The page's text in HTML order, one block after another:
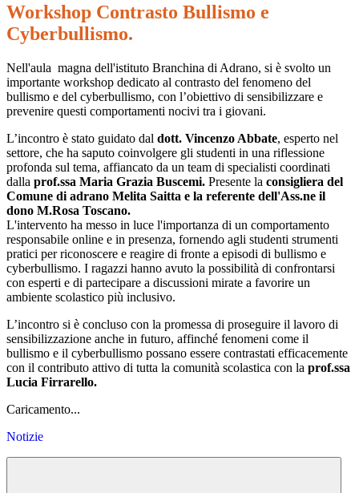
Workshop Contrasto Bullismo e
Cyberbullismo.
Nell'aula magna dell'istituto Branchina di Adrano, si è svolto un
importante workshop dedicato al contrasto del fenomeno del
bullismo e del cyberbullismo, con l’obiettivo di sensibilizzare e
prevenire questi comportamenti nocivi tra i giovani.
L’incontro è stato guidato dal dott. Vincenzo Abbate, esperto nel
settore, che ha saputo coinvolgere gli studenti in una riflessione
profonda sul tema, affiancato da un team di specialisti coordinati
dalla prof.ssa Maria Grazia Buscemi. Presente la consigliera del
Comune di adrano Melita Saitta e la referente dell'Ass.ne il
dono M.Rosa Toscano.
L'intervento ha messo in luce l'importanza di un comportamento
responsabile online e in presenza, fornendo agli studenti strumenti
pratici per riconoscere e reagire di fronte a episodi di bullismo e
cyberbullismo. I ragazzi hanno avuto la possibilità di confrontarsi
con esperti e di partecipare a discussioni mirate a favorire un
ambiente scolastico più inclusivo.
L’incontro si è concluso con la promessa di proseguire il lavoro di
sensibilizzazione anche in futuro, affinché fenomeni come il
bullismo e il cyberbullismo possano essere contrastati efficacemente
con il contributo attivo di tutta la comunità scolastica con la prof.ssa
Lucia Firrarello.
Caricamento...
Notizie